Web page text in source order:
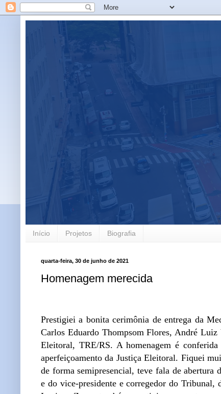
Início Projetos Biografia
quarta-feira, 30 de junho de 2021
Homenagem merecida
Prestigiei a bonita cerimônia de entrega da
Carlos Eduardo Thompsom Flores, André
Eleitoral, TRE/RS. A homenagem é
aperfeiçoamento da Justiça Eleitoral. Fiquei
de forma semipresencial, teve fala de abertura
e do vice-presidente e corregedor do Tribunal,